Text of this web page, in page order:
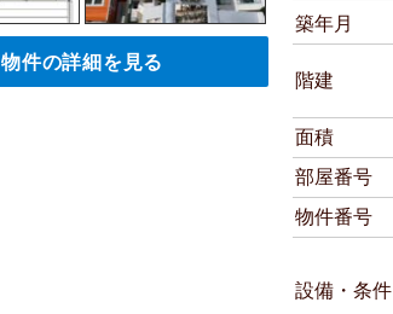
物件の詳細を見る
築年月
階建
面積
部屋番号
物件番号
設備・条件